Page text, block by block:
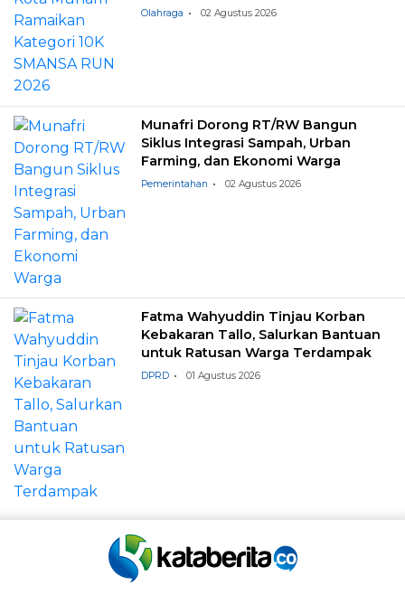
Olahraga 02 Agustus 2026
Munafri Dorong RT/RW Bangun
Siklus Integrasi Sampah, Urban
Farming, dan Ekonomi Warga
Pemerintahan 02 Agustus 2026
Fatma Wahyuddin Tinjau Korban
Kebakaran Tallo, Salurkan Bantuan
untuk Ratusan Warga Terdampak
DPRD 01 Agustus 2026